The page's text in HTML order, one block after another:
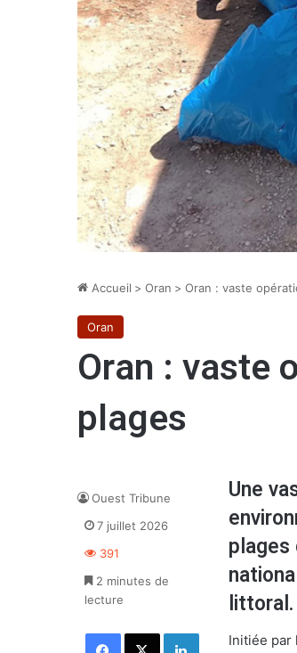
Accueil > Oran > Oran : vaste
Oran
Oran : vaste
plages
Une
plages
littoral.
Initiée par
Ouest Tribune
7 juillet 2026
391
2 minutes de
lecture
Facebook X Linkedin